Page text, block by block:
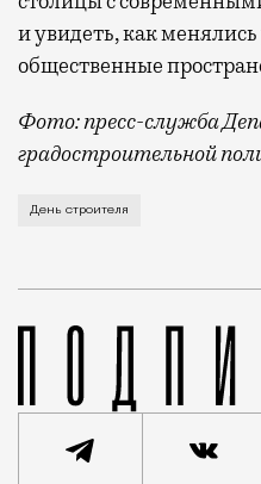
и увидеть, как
общественные
Фото: пресс-служба
градостроительной
В этом году
День строителя